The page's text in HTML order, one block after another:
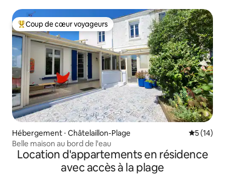
Coups de cœur voyageurs les plus appréciés
Coup de cœur voyageurs
Hébergement ⋅ Châtelaillon-Plage
5 (14)
Belle maison au bord de l'eau
Location d'appartements en résidence
avec accès à la plage